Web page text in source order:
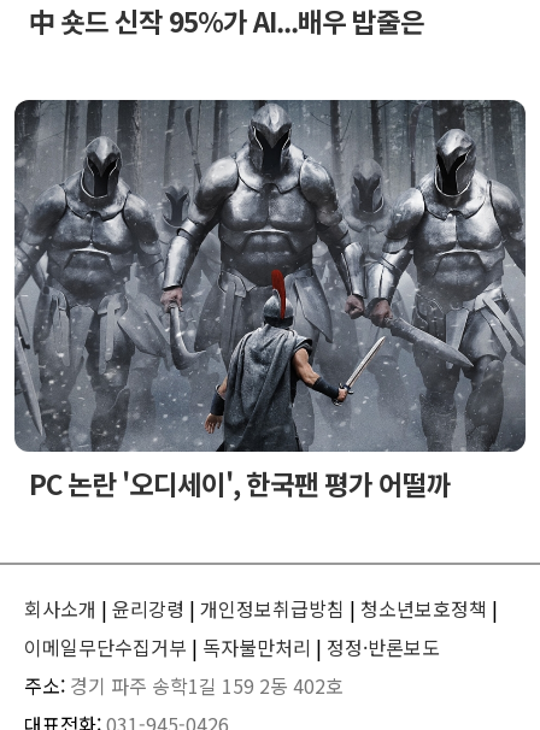
中 숏드 신작 95%가 AI...배우 밥줄은
PC 논란 '오디세이', 한국팬 평가 어떨까
회사소개 | 윤리강령 | 개인정보취급방침 | 청소년보호정책 |
이메일무단수집거부 | 독자불만처리 | 정정·반론보도
주소: 경기 파주 송학1길 159 2동 402호